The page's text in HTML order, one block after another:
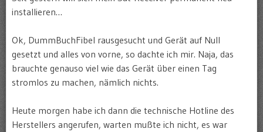
installieren…
Ok, DummBuchFibel rausgesucht und Gerät auf Null
gesetzt und alles von vorne, so dachte ich mir. Naja, das
brauchte genauso viel wie das Gerät über einen Tag
stromlos zu machen, nämlich nichts.
Heute morgen habe ich dann die technische Hotline des
Herstellers angerufen, warten mußte ich nicht, es war